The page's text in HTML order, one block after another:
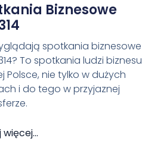
Biznesowe
spotkania biznesowe
To spotkania ludzi biznesu
Polsce, nie tylko w dużych
i do tego w przyjaznej